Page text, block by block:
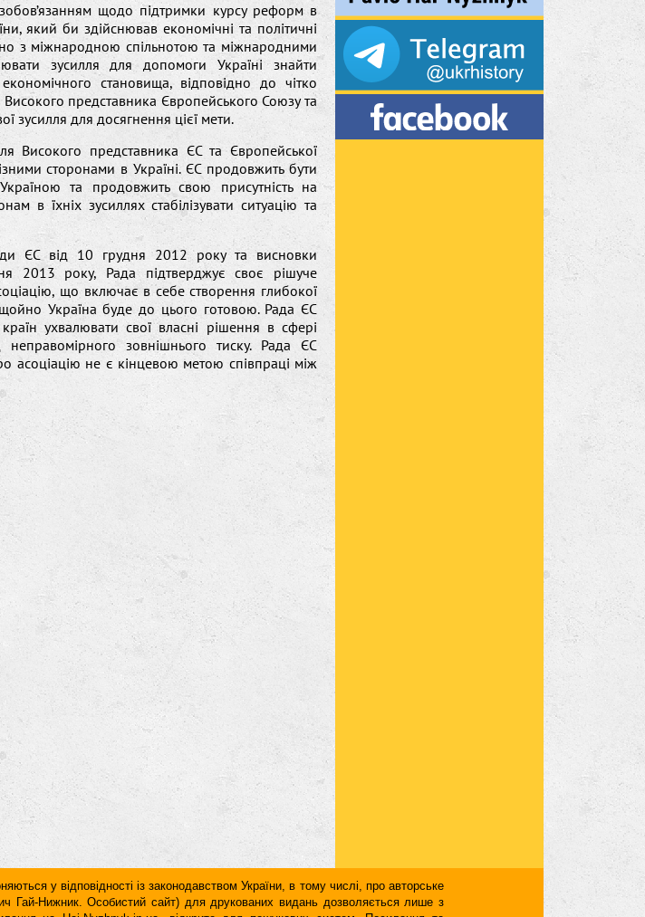
щодо підтримки курсу реформ в
який би здійснював економічні та політичні
з міжнародною спільнотою та міжнародними
зусилля для допомоги Україні знайти
становища, відповідно до чітко
представника Європейського Союзу та
зусилля для досягнення цієї мети.
Високого представника ЄС та Європейської
сторонами в Україні. ЄС продовжить бути
та продовжить свою присутність на
в їхніх зусиллях стабілізувати ситуацію та
ЄС від 10 грудня 2012 року та висновки
2013 року, Рада підтверджує своє рішуче
що включає в себе створення глибокої
щойно Україна буде до цього готовою. Рада ЄС
ухвалювати свої власні рішення в сфері
зовнішнього тиску. Рада ЄС
асоціацію не є кінцевою метою співпраці між
у відповідності із законодавством України, в тому числі, про авторське
Гай-Нижник. Особистий сайт) для друкованих видань дозволяється лише з
на Hai-Nyzhnyk.in.ua, відкрите для пошукових систем. Посилання та